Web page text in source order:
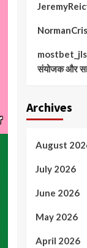
संयोजक और
Archives
August
July 2026
June 2026
May 2026
April 2026